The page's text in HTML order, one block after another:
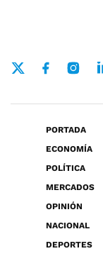
PORTADA
ECONOMÍA
POLÍTICA
MERCADOS
OPINIÓN
NACIONAL
DEPORTES